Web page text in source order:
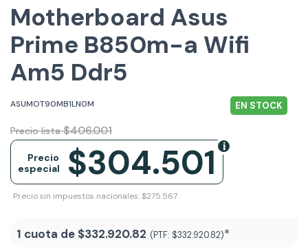
Motherboard Asus
Prime B850m-a Wifi
Am5 Ddr5
ASUMOT90MB1LN0M EN STOCK
Precio lista $406.001
$304.501
Precio
especial
Precio sin impuestos nacionales: $275.567
1 cuota de $332.920.82 (PTF: $332.920.82)*